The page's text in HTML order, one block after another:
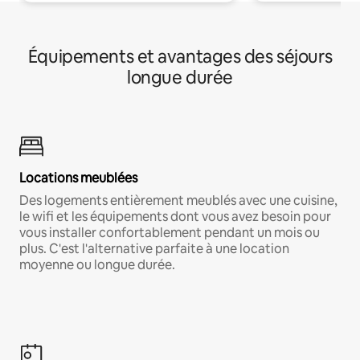
Équipements et avantages des séjours
longue durée
Locations meublées
Des logements entièrement meublés avec une cuisine,
le wifi et les équipements dont vous avez besoin pour
vous installer confortablement pendant un mois ou
plus. C'est l'alternative parfaite à une location
moyenne ou longue durée.